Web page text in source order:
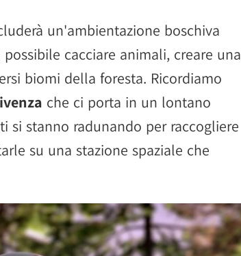
un'ambientazione boschiva
cacciare animali, creare una
biomi della foresta. Ricordiamo
che ci porta in un lontano
si stanno radunando per raccogliere
su una stazione spaziale che